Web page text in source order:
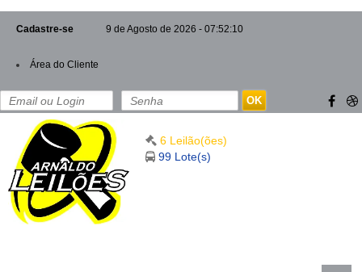
Cadastre-se 9 de Agosto de 2026 - 07:52:10
Área do Cliente
OK
6 Leilão(ões)
99 Lote(s)